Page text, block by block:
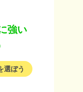
強い
選ぼう